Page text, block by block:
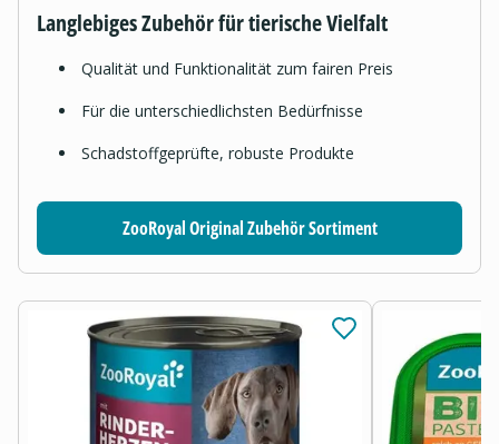
Langlebiges Zubehör für tierische Vielfalt
Qualität und Funktionalität zum fairen Preis
Für die unterschiedlichsten Bedürfnisse
Schadstoffgeprüfte, robuste Produkte
ZooRoyal Original Zubehör Sortiment